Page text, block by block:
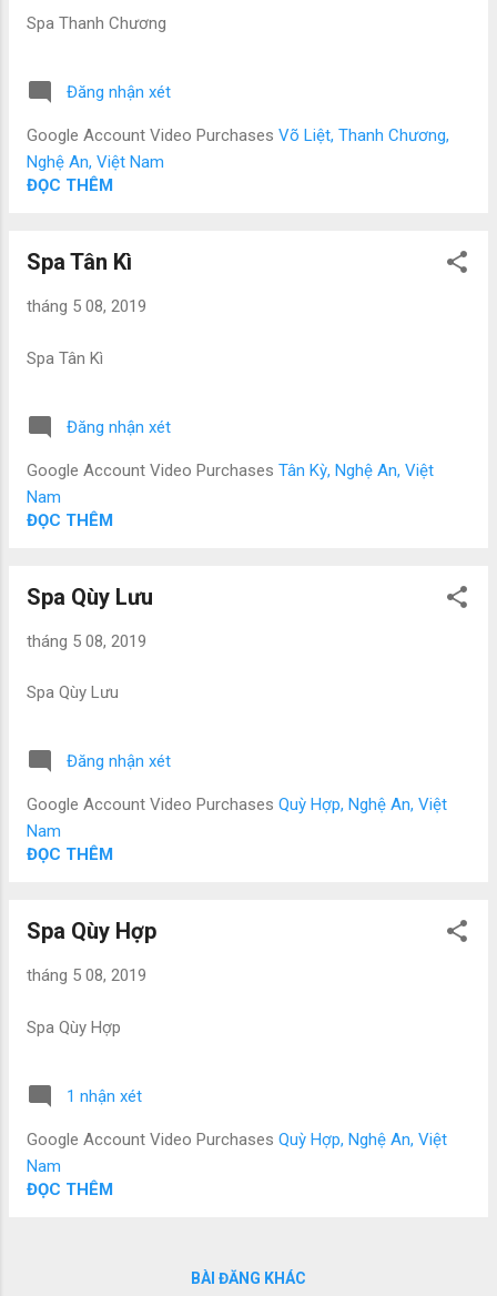
Spa Thanh Chương
Đăng nhận xét
Google Account Video Purchases Võ Liệt, Thanh Chương,
Nghệ An, Việt Nam
ĐỌC THÊM
Spa Tân Kì
tháng 5 08, 2019
Spa Tân Kì
Đăng nhận xét
Google Account Video Purchases Tân Kỳ, Nghệ An, Việt
Nam
ĐỌC THÊM
Spa Qùy Lưu
tháng 5 08, 2019
Spa Qùy Lưu
Đăng nhận xét
Google Account Video Purchases Quỳ Hợp, Nghệ An, Việt
Nam
ĐỌC THÊM
Spa Qùy Hợp
tháng 5 08, 2019
Spa Qùy Hợp
1 nhận xét
Google Account Video Purchases Quỳ Hợp, Nghệ An, Việt
Nam
ĐỌC THÊM
BÀI ĐĂNG KHÁC